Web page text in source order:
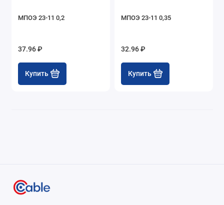
МПОЭ 23-11 0,2
37.96 ₽
Купить
МПОЭ 23-11 0,35
32.96 ₽
Купить